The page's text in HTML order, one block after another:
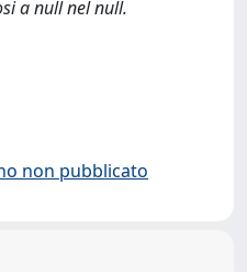
a null nel null.
non pubblicato